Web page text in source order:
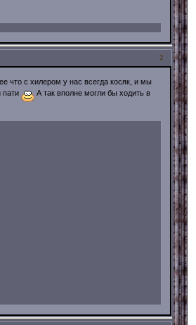
2
что с хилером у нас всегда косяк, и мы
пати
А так вполне могли бы ходить в